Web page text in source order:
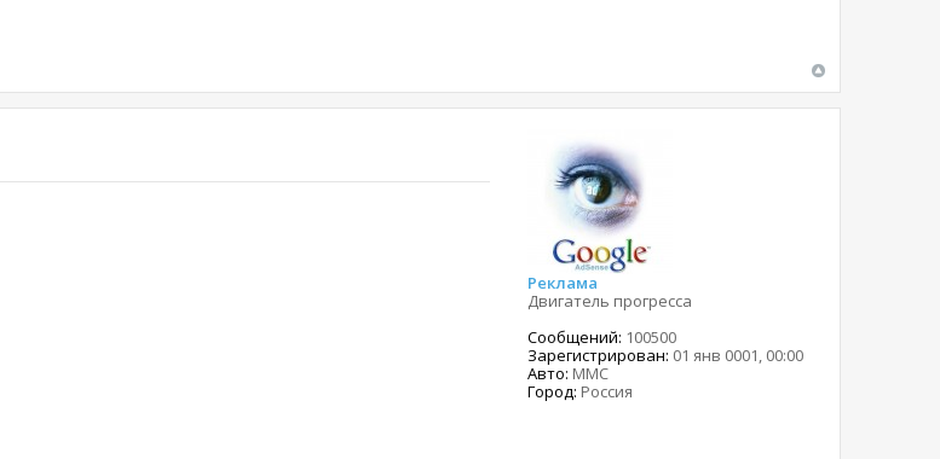
Реклама
Двигатель прогресса
Сообщений: 100500
Зарегистрирован: 01 янв 0001, 00:00
Авто: MMC
Город: Россия